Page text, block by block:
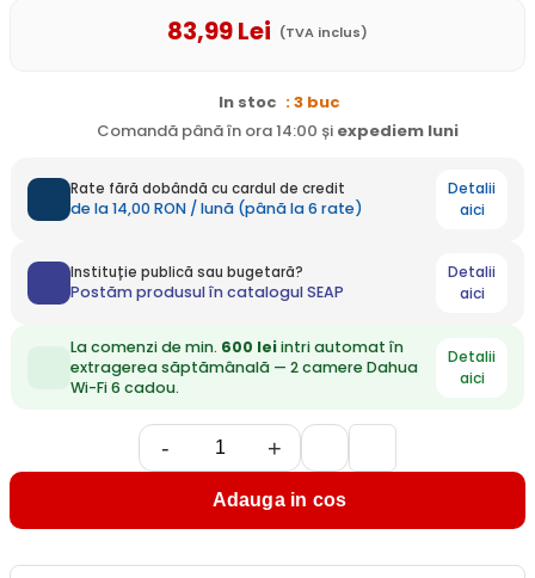
83,99Lei (TVA inclus)
In stoc : 3 buc
Comandă până în ora 14:00 și expediem luni
Rate fără dobândă cu cardul de credit
de la 14,00 RON / lună (până la 6 rate)
Detalii
aici
Instituție publică sau bugetară?
Postăm produsul în catalogul SEAP
Detalii
aici
La comenzi de min. 600 leiintri automat în
extragerea săptămânală — 2 camere Dahua
Wi-Fi 6 cadou.
Detalii
aici
- +
Adauga in cos